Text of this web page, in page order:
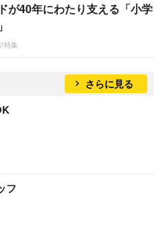
が40年にわたり支える「小学
特集
さらに見る
フ